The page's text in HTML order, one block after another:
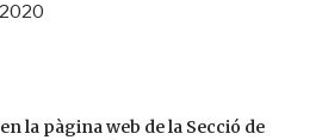
la pàgina web de la Secció de